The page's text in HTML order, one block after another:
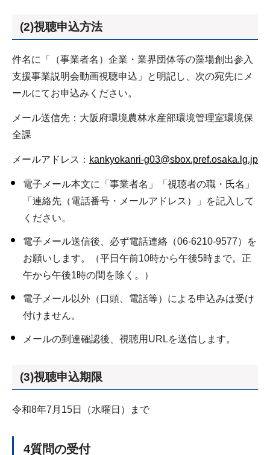
(2)視聴申込方法
件名に「（事業者名）企業・業界団体等の藻場創出参入
支援事業説明会動画視聴申込」と明記し、次の宛先にメ
ールにてお申込みください。
メール送信先：大阪府環境農林水産部環境管理室環境保
全課
メールアドレス： kankyokanri-g03@sbox.pref.osaka.lg.jp
電子メール本文に「事業者名」「視聴者の職・氏名」
「連絡先（電話番号・メールアドレス）」を記入して
ください。
電子メール送信後、必ず電話連絡（06-6210-9577）を
お願いします。（平日午前10時から午後5時まで。正
午から午後1時の間を除く。）
電子メール以外（口頭、電話等）による申込みは受け
付けません。
メールの到達確認後、視聴用URLを送信します。
(3)視聴申込期限
令和8年7月15日（水曜日）まで
4質問の受付